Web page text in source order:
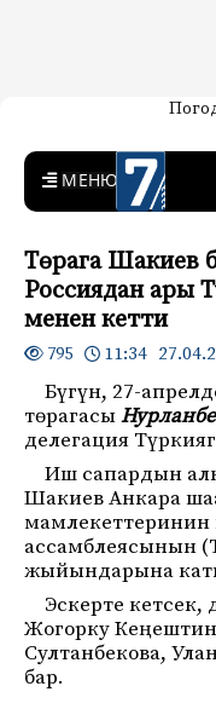
7-
Жаңылыктар —
MENU
Төрага Шакиев
Россиядан ары
менен кетти
795 11:34
Бүгүн, 27-
төрагасы
делегация
Иш сапардын
Шакиев Анкара
ассамблеясынын
жыйындарына
Эскерте
Жогорку
Султанбекова,
бар.